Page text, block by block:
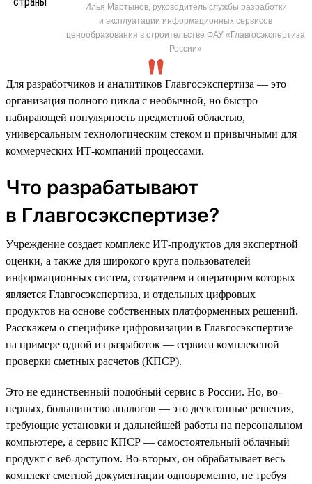
Илья Мартынов, руководитель службы разработки
и эксплуатации информационных сервисов
ценообразования в строительстве ФАУ «Главгосэкспертиза
России»
Для разработчиков и аналитиков Главгосэкспертиза — это
организация полного цикла с необычной, но быстро
набирающей популярность предметной областью,
универсальным технологическим стеком и привычными для
коммерческих ИТ-компаний процессами.
Что разрабатывают
в Главгосэкспертизе?
Учреждение создает комплекс ИТ-продуктов для экспертной
оценки, а также для широкого круга пользователей
информационных систем, создателем и оператором которых
является Главгосэкспертиза, и отдельных цифровых
продуктов на основе собственных платформенных решений.
Расскажем о специфике цифровизации в Главгосэкспертизе
на примере одной из разработок — сервиса комплексной
проверки сметных расчетов (КПСР).
Это не единственный подобный сервис в России. Но, во-
первых, большинство аналогов — это десктопные решения,
требующие установки и дальнейшей работы на персональном
компьютере, а сервис КПСР — самостоятельный облачный
продукт с веб-доступом. Во-вторых, он обрабатывает весь
комплект сметной документации одновременно, не требуя